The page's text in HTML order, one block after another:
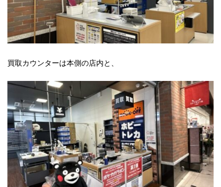
買取カウンターは本側の店内と、